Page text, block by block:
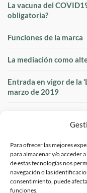
Para ofrecer las mejores
para almacenar y/o acceder
de estas tecnologías nos
navegación o las
consentimiento, puede
funciones.
La vacuna del
obligatoria?
Funciones de la marca
La mediación como
Entrada en vigor de la
marzo de 2019